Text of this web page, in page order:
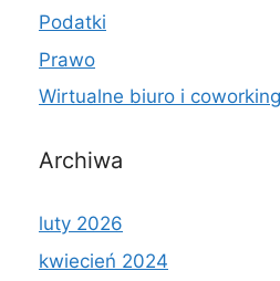
Podatki
Prawo
Wirtualne biuro i coworking
Archiwa
luty 2026
kwiecień 2024